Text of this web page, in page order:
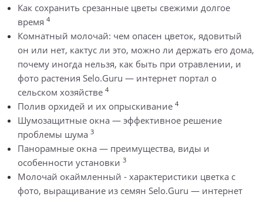
Как сохранить срезанные цветы свежими долгое
время 4
Комнатный молочай: чем опасен цветок, ядовитый
он или нет, кактус ли это, можно ли держать его дома,
почему иногда нельзя, как быть при отравлении, и
фото растения Selo.Guru — интернет портал о
сельском хозяйстве 4
Полив орхидей и их опрыскивание 4
Шумозащитные окна — эффективное решение
проблемы шума 3
Панорамные окна — преимущества, виды и
особенности установки 3
Молочай окаймленный - характеристики цветка с
фото, выращивание из семян Selo.Guru — интернет